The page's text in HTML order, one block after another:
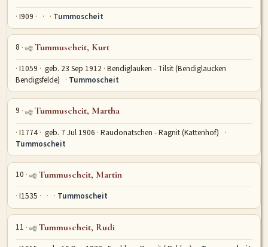
I909 Tummoscheit
8 Tummuscheit, Kurt
I1059 geb. 23 Sep 1912 Bendiglauken - Tilsit (Bendiglaucken
Bendigsfelde)
Tummoscheit
9 Tummuscheit, Martha
I1774 geb. 7 Jul 1906 Raudonatschen - Ragnit (Kattenhof)
Tummoscheit
10 Tummuscheit, Martin
I1535 Tummoscheit
11 Tummuscheit, Rudi